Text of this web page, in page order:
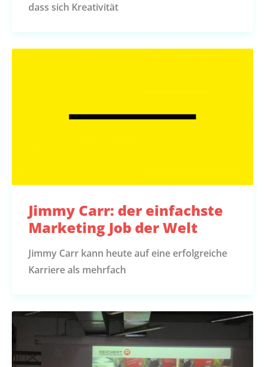
dass sich Kreativität
Jimmy Carr: der einfachste
Marketing Job der Welt
Jimmy Carr kann heute auf eine erfolgreiche
Karriere als mehrfach